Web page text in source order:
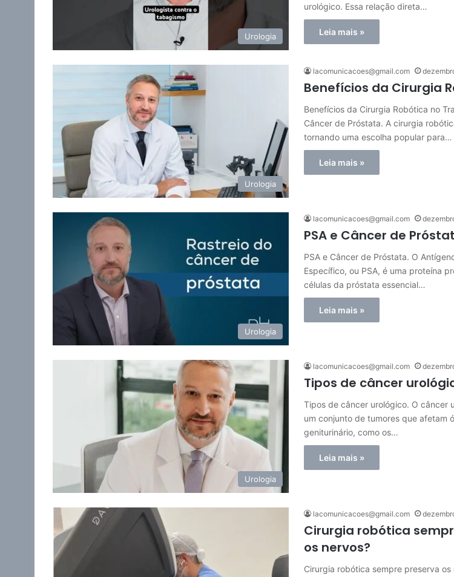
Urologia
urológico. Essa relação direta…
Leia mais »
Urologia
lacomunicacoes@gmail.com
Benefícios da Cirurgia
Benefícios da Cirurgia Robótica no
Câncer de Próstata. A cirurgia
tornando uma escolha popular para…
Leia mais »
Urologia
lacomunicacoes@gmail.com
PSA e Câncer de
PSA e Câncer de Próstata. O
Específico, ou PSA, é uma proteína
células da próstata essencial…
Leia mais »
Urologia
lacomunicacoes@gmail.com
Tipos de câncer
Tipos de câncer urológico. O câncer
um conjunto de tumores que afetam
geniturinário, como os…
Leia mais »
lacomunicacoes@gmail.com
Cirurgia robótica
os nervos?
Cirurgia robótica sempre preserva os